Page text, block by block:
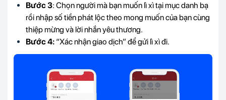
Bước 3: Chọn người mà bạn muốn lì xì tại mục danh bạ
rồi nhập số tiền phát lộc theo mong muốn của bạn cùng
thiệp mừng và lời nhắn yêu thương.
Bước 4: “Xác nhận giao dịch” để gửi lì xì đi.